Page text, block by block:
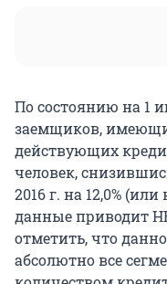
По состоянию на 1
заемщиков,
действующих
человек,
2016 г. на 12,0%
данные приводит
отметить, что
абсолютно все